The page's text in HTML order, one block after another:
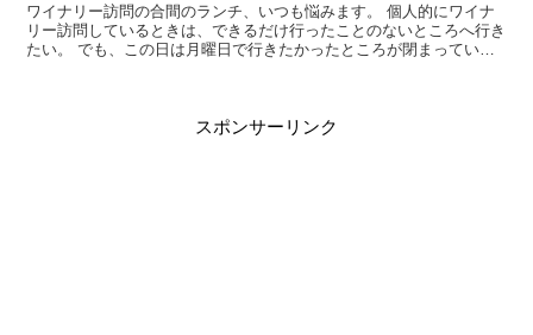
ワイナリー訪問の合間のランチ、いつも悩みます。 個人的にワイナ
リー訪問しているときは、できるだけ行ったことのないところへ行き
たい。 でも、この日は月曜日で行きたかったところが閉まっていた
スポンサーリンク